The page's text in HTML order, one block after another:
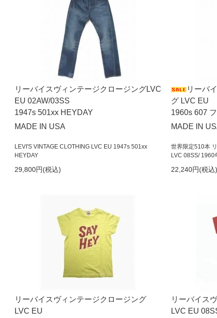
リーバイスヴィンテージクロージングLVC
EU 02AW/03SS
1947s 501xx HEYDAY
MADE IN USA
LEVI'S VINTAGE CLOTHING LVC EU 1947s 501xx
HEYDAY
29,800円(税込)
リーバ
グ LVC EU
1960s 607
MADE IN
世界限定510本
LVC 08SS/
22,240円(税込)
リーバイスヴィンテージクロージング
LVC EU
リーバイス
LVC EU